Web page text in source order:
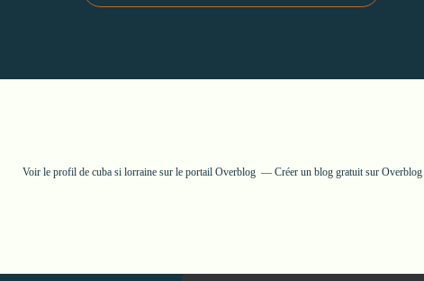
Voir le profil de cuba si lorrainesur le portail Overblog Créer un blog gratuit sur Overblog